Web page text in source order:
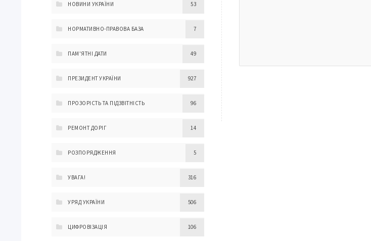
НОВИНИ УКРАЇНИ 53
НОРМАТИВНО-ПРАВОВА БАЗА 7
ПАМ'ЯТНІ ДАТИ 49
ПРЕЗИДЕНТ УКРАЇНИ 927
ПРОЗОРІСТЬ ТА ПІДЗВІТНІСТЬ 96
РЕМОНТ ДОРІГ 14
РОЗПОРЯДЖЕННЯ 5
УВАГА! 316
УРЯД УКРАЇНИ 506
ЦИФРОВІЗАЦІЯ 106